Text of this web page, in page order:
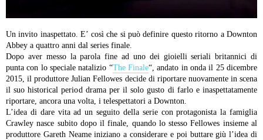
Un invito inaspettato. E’ così che si può definire questo ritorno a Downton
Abbey a quattro anni dal series finale.
Dopo aver messo la parola fine ad uno dei gioielli seriali britannici di
punta con lo speciale natalizio “The Finale“, andato in onda il 25 dicembre
2015, il produttore Julian Fellowes decide di riportare nuovamente in scena
il suo historical period drama per il solo gusto di farlo e inaspettatamente
riportare, ancora una volta, i telespettatori a Downton.
L’idea di dare vita ad un seguito della serie con protagonista la famiglia
Crawley nasce subito dopo il finale, quando lo stesso Fellowes insieme al
produttore Gareth Neame iniziano a considerare e poi buttare giù l’idea di